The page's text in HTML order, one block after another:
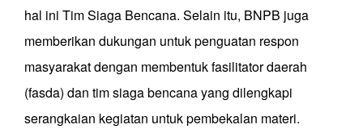
hal ini Tim Siaga Bencana. Selain itu, BNPB juga
memberikan dukungan untuk penguatan respon
masyarakat dengan membentuk fasilitator daerah
(fasda) dan tim siaga bencana yang dilengkapi
serangkaian kegiatan untuk pembekalan materi.